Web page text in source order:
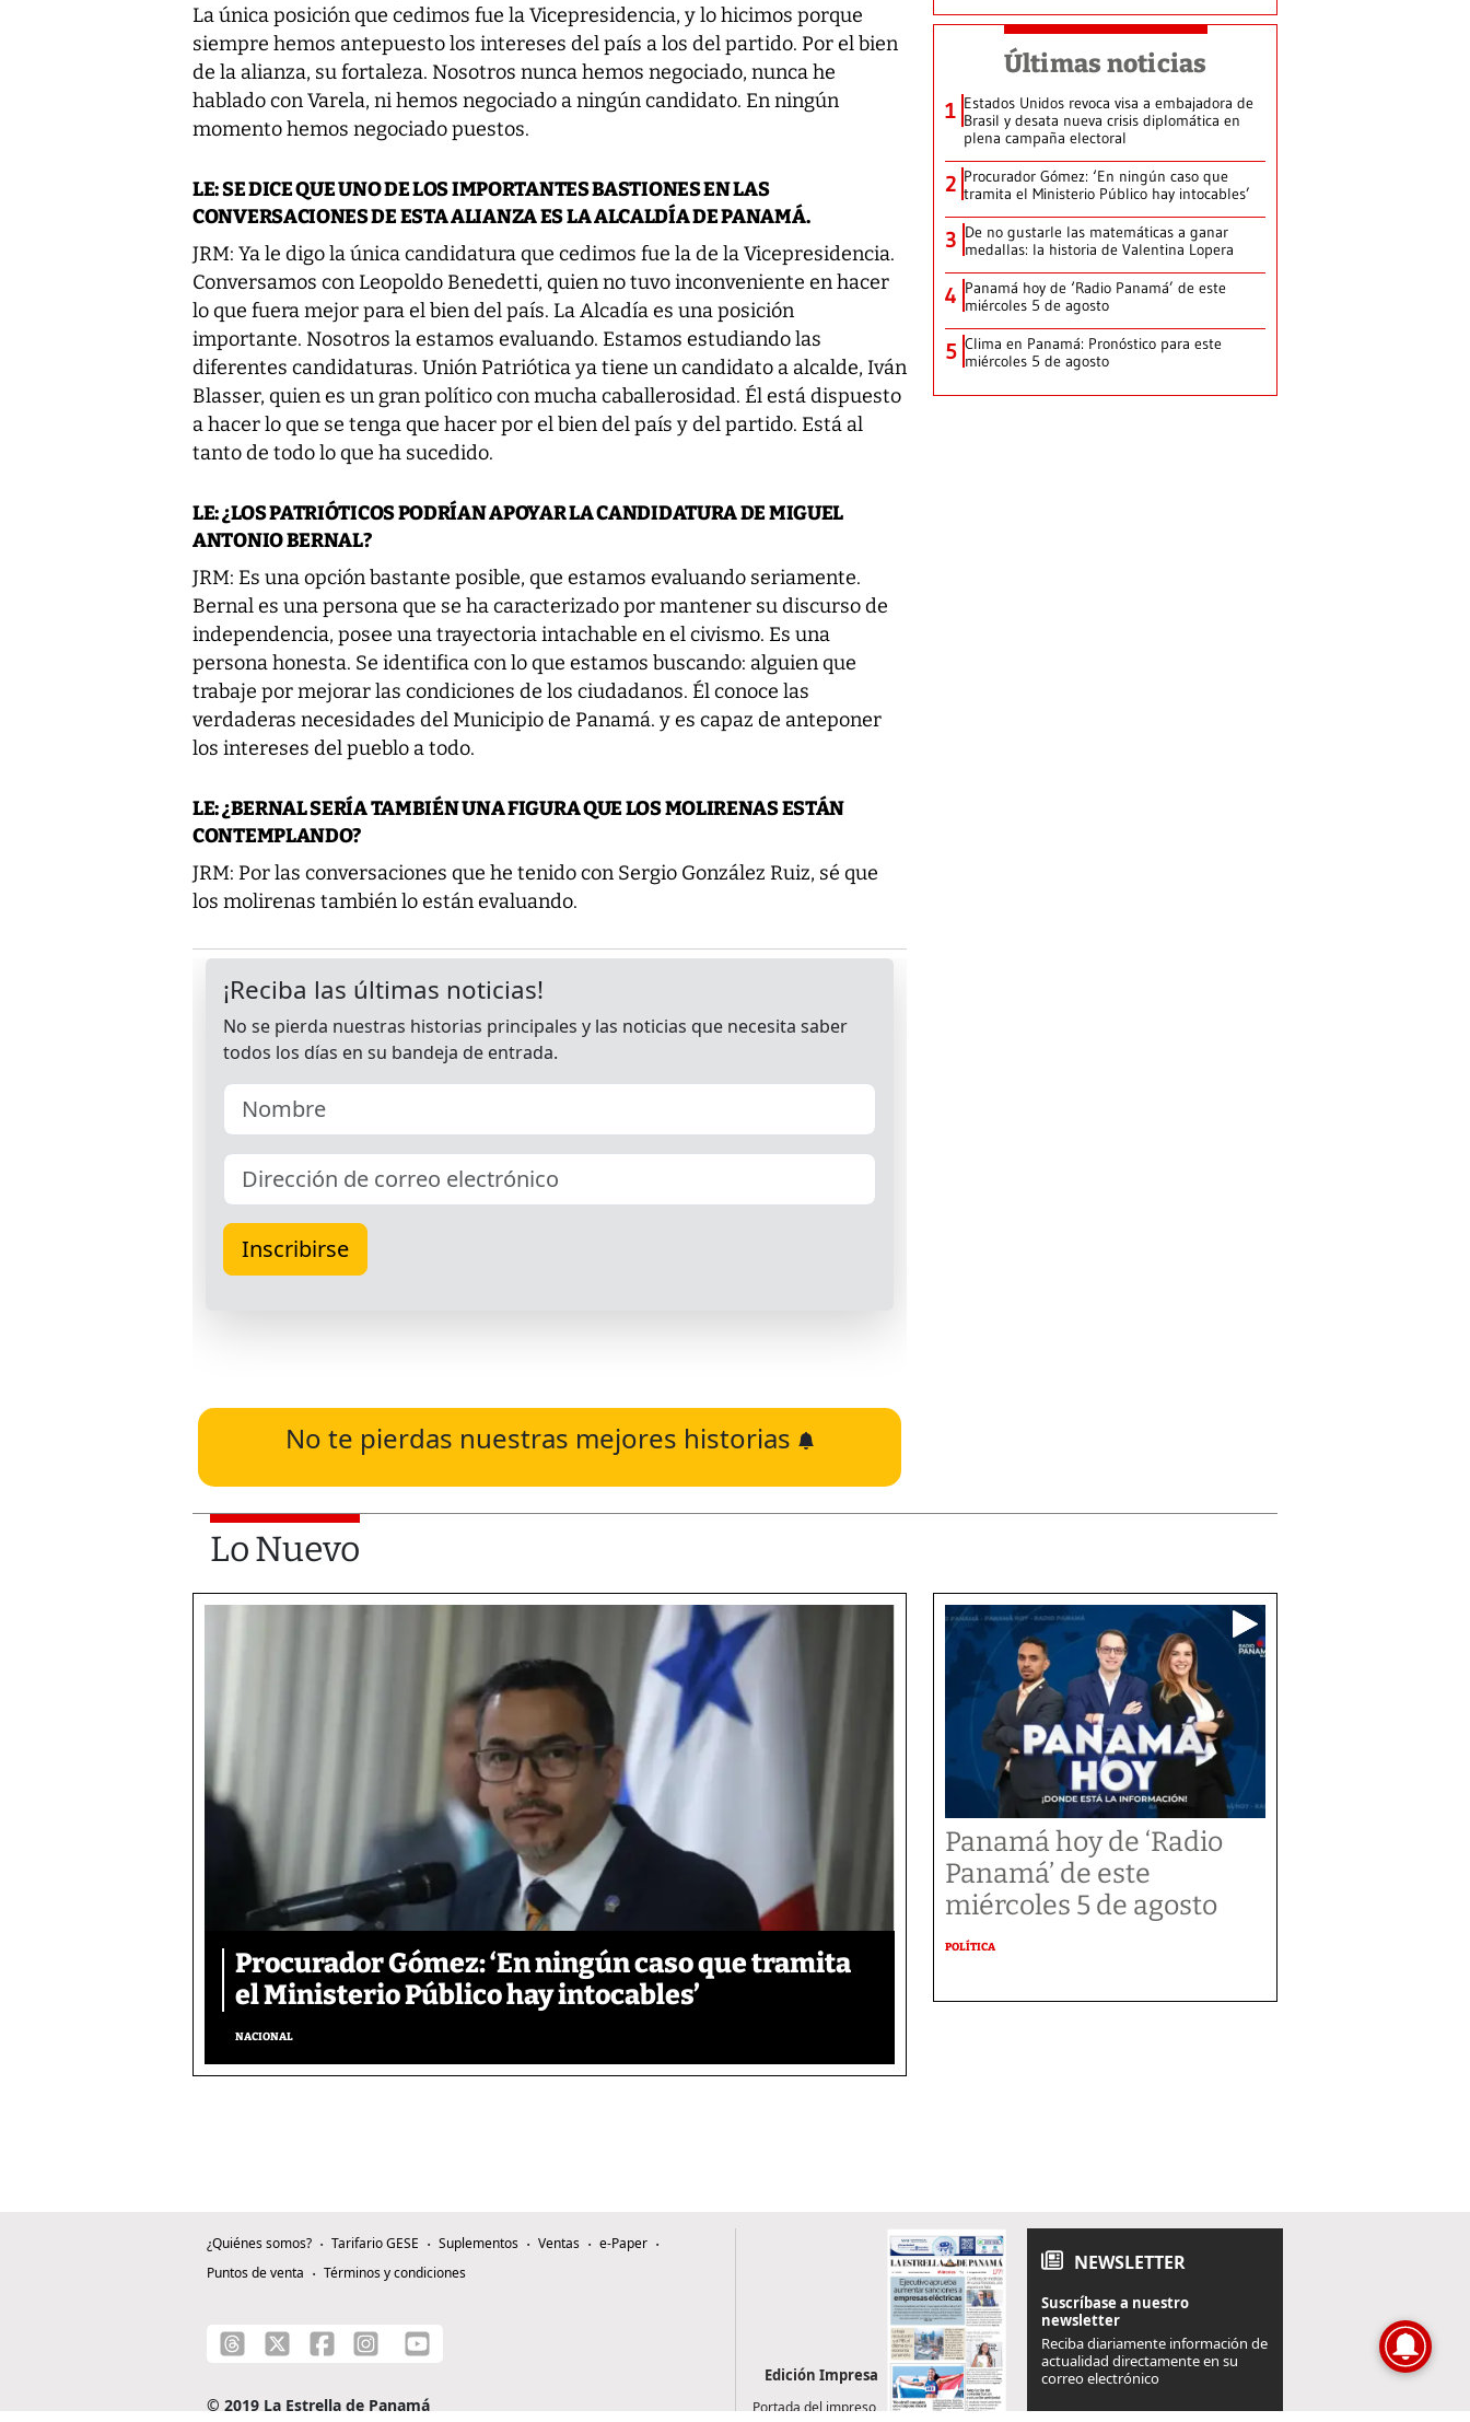
La única posición que cedimos fue la Vicepresidencia, y lo hicimos porque
siempre hemos antepuesto los intereses del país a los del partido. Por el bien
de la alianza, su fortaleza. Nosotros nunca hemos negociado, nunca he
hablado con Varela, ni hemos negociado a ningún candidato. En ningún
momento hemos negociado puestos.
LE: SE DICE QUE UNO DE LOS IMPORTANTES BASTIONES EN LAS
CONVERSACIONES DE ESTA ALIANZA ES LA ALCALDÍA DE PANAMÁ.
JRM: Ya le digo la única candidatura que cedimos fue la de la Vicepresidencia.
Conversamos con Leopoldo Benedetti, quien no tuvo inconveniente en hacer
lo que fuera mejor para el bien del país. La Alcadía es una posición
importante. Nosotros la estamos evaluando. Estamos estudiando las
diferentes candidaturas. Unión Patriótica ya tiene un candidato a alcalde, Iván
Blasser, quien es un gran político con mucha caballerosidad. Él está dispuesto
a hacer lo que se tenga que hacer por el bien del país y del partido. Está al
tanto de todo lo que ha sucedido.
LE: ¿LOS PATRIÓTICOS PODRÍAN APOYAR LA CANDIDATURA DE MIGUEL
ANTONIO BERNAL?
JRM: Es una opción bastante posible, que estamos evaluando seriamente.
Bernal es una persona que se ha caracterizado por mantener su discurso de
independencia, posee una trayectoria intachable en el civismo. Es una
persona honesta. Se identifica con lo que estamos buscando: alguien que
trabaje por mejorar las condiciones de los ciudadanos. Él conoce las
verdaderas necesidades del Municipio de Panamá. y es capaz de anteponer
los intereses del pueblo a todo.
LE: ¿BERNAL SERÍA TAMBIÉN UNA FIGURA QUE LOS MOLIRENAS ESTÁN
CONTEMPLANDO?
JRM: Por las conversaciones que he tenido con Sergio González Ruiz, sé que
los molirenas también lo están evaluando.
No te pierdas nuestras mejores historias
Últimas noticias
1 Estados Unidos revoca visa a embajadora de
Brasil y desata nueva crisis diplomática en
plena campaña electoral
2 Procurador Gómez: ‘En ningún caso que
tramita el Ministerio Público hay intocables’
3 De no gustarle las matemáticas a ganar
medallas: la historia de Valentina Lopera
4 Panamá hoy de ‘Radio Panamá’ de este
miércoles 5 de agosto
5 Clima en Panamá: Pronóstico para este
miércoles 5 de agosto
Lo Nuevo
Procurador Gómez: ‘En ningún caso que tramita
el Ministerio Público hay intocables’
NACIONAL
Panamá hoy de ‘Radio
Panamá’ de este
miércoles 5 de agosto
POLÍTICA
¿Quiénes somos? Tarifario GESE Suplementos Ventas
e-Paper
Puntos de venta
Términos y condiciones
© 2019 La Estrella de Panamá
Edición Impresa
Portada del impreso
NEWSLETTER
Suscríbase a nuestro
newsletter
Reciba diariamente información de
actualidad directamente en su
correo electrónico